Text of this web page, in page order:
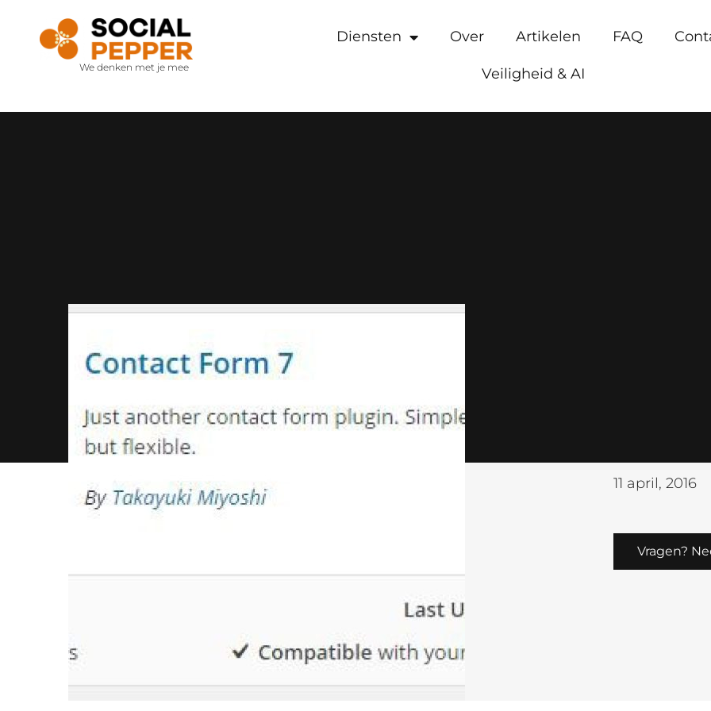
We denken met je mee
Diensten Over Artikelen FAQ
Veiligheid & AI
11 april, 2016
Vragen?